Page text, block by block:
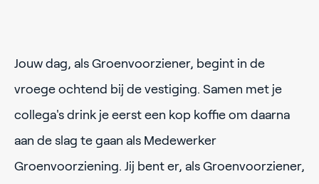
Jouw dag, als Groenvoorziener, begint in de
vroege ochtend bij de vestiging. Samen met je
collega's drink je eerst een kop koffie om daarna
aan de slag te gaan als Medewerker
Groenvoorziening. Jij bent er, als Groenvoorziener,